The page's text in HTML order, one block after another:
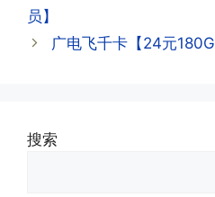
到，耐心等待48小时
答:这是属于正常现
·3.注销后，会不会影
·4.为什么手机卡刚
员】
广电飞千卡【24元
搜索